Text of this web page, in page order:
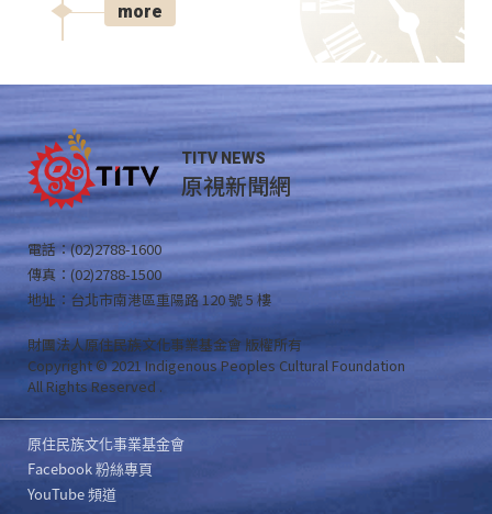
more
TITV NEWS
原視新聞網
電話：(02)2788-1600
傳真：(02)2788-1500
地址：台北市南港區重陽路 120 號 5 樓
財團法人原住民族文化事業基金會 版權所有
Copyright © 2021 Indigenous Peoples Cultural Foundation
All Rights Reserved .
原住民族文化事業基金會
Facebook 粉絲專頁
YouTube 頻道